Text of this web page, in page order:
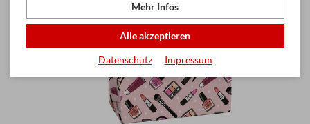
Mehr Infos
Alle akzeptieren
Datenschutz Impressum